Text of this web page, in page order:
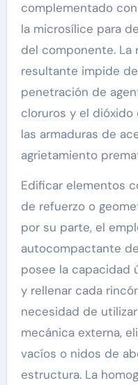
complementado
la microsílice para
del componente.
resultante impide
penetración de
cloruros y el
las armaduras de
agrietamiento
Edificar elementos
de refuerzo o
por su parte, el
autocompactante
posee la capacidad
y rellenar cada
necesidad de
mecánica externa,
vacíos o nidos de
estructura. La